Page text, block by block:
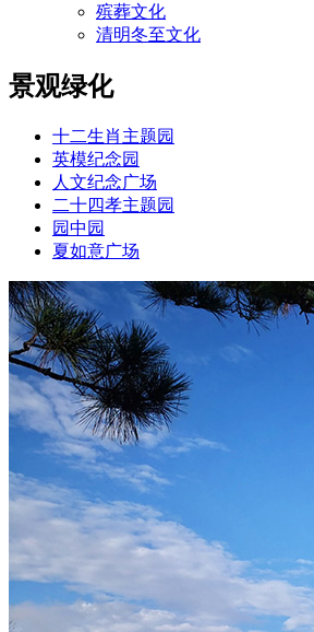
殡葬文化
清明冬至文化
景观绿化
十二生肖主题园
英模纪念园
人文纪念广场
二十四孝主题园
园中园
夏如意广场